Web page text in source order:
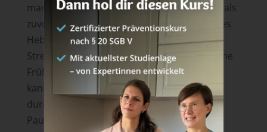
manche Sportarten fallen dir weniger leicht als
zuvor. Nun solltest du auf jeden Fall schweres
Heben vermeiden, denn starke Zieh- und
Streckbewegungen können das Risiko für eine
Frühgeburt erhöhen. Wenn es dir gut geht,
kannst du dein Sportprogramm weiterhin
durchziehen. Gönn dir ein paar zusätzliche
Pausen und auch
abgestimmtes